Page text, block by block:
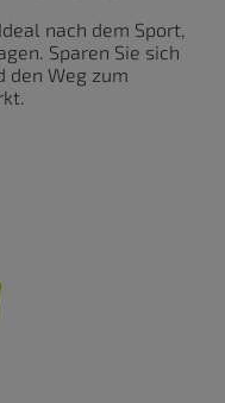
nach dem Sport,
Sparen Sie sich
den Weg zum